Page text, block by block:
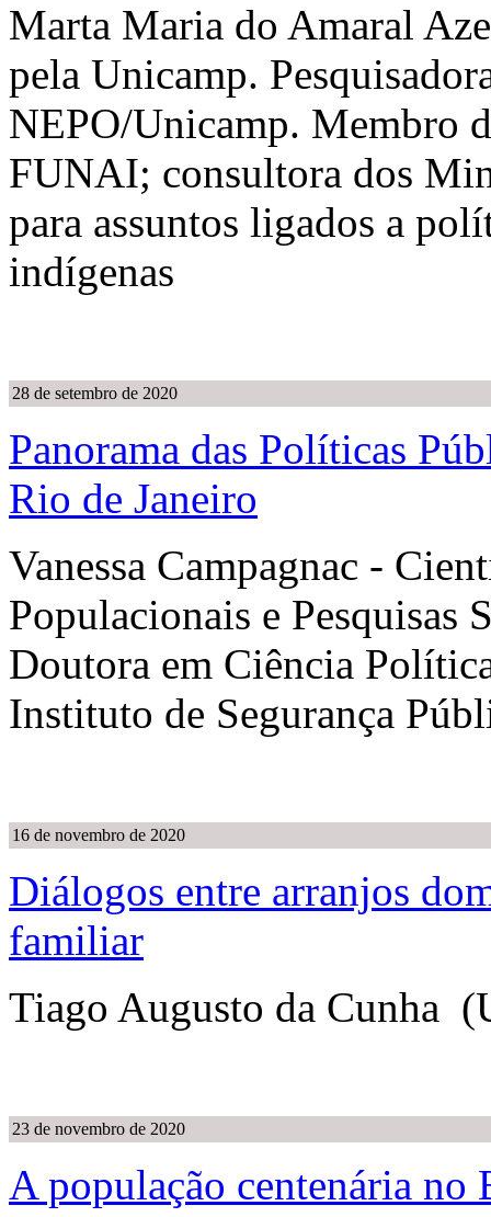
Marta Maria do Amaral
pela Unicamp.
NEPO/Unicamp. Membro
FUNAI; consultora dos
para assuntos ligados a
indígenas
28 de setembro de 2020
Panorama das Políticas
Rio de Janeiro
Vanessa Campagnac -
Populacionais e Pesquisas
Doutora em Ciência
Instituto de Segurança
16 de novembro de 2020
Diálogos entre arranjos
familiar
Tiago Augusto da Cunha
23 de novembro de 2020
A população centenária no